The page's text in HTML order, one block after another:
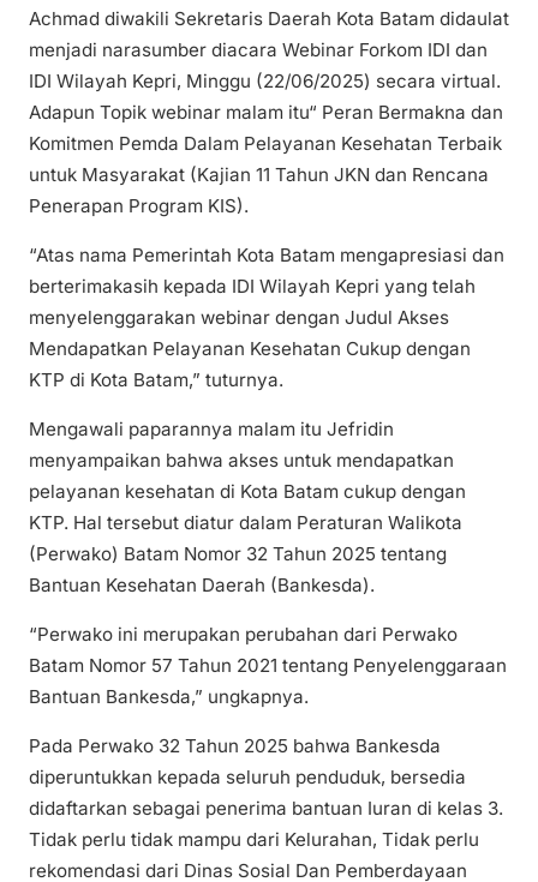
Achmad diwakili Sekretaris Daerah Kota Batam didaulat
menjadi narasumber diacara Webinar Forkom IDI dan
IDI Wilayah Kepri, Minggu (22/06/2025) secara virtual.
Adapun Topik webinar malam itu“ Peran Bermakna dan
Komitmen Pemda Dalam Pelayanan Kesehatan Terbaik
untuk Masyarakat (Kajian 11 Tahun JKN dan Rencana
Penerapan Program KIS).
“Atas nama Pemerintah Kota Batam mengapresiasi dan
berterimakasih kepada IDI Wilayah Kepri yang telah
menyelenggarakan webinar dengan Judul Akses
Mendapatkan Pelayanan Kesehatan Cukup dengan
KTP di Kota Batam,” tuturnya.
Mengawali paparannya malam itu Jefridin
menyampaikan bahwa akses untuk mendapatkan
pelayanan kesehatan di Kota Batam cukup dengan
KTP. Hal tersebut diatur dalam Peraturan Walikota
(Perwako) Batam Nomor 32 Tahun 2025 tentang
Bantuan Kesehatan Daerah (Bankesda).
“Perwako ini merupakan perubahan dari Perwako
Batam Nomor 57 Tahun 2021 tentang Penyelenggaraan
Bantuan Bankesda,” ungkapnya.
Pada Perwako 32 Tahun 2025 bahwa Bankesda
diperuntukkan kepada seluruh penduduk, bersedia
didaftarkan sebagai penerima bantuan Iuran di kelas 3.
Tidak perlu tidak mampu dari Kelurahan, Tidak perlu
rekomendasi dari Dinas Sosial Dan Pemberdayaan